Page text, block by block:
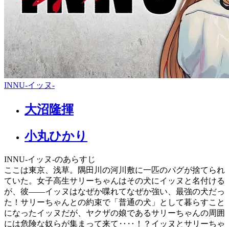
INNU-イッヌ-
大沼隆揮
小丸ひかり
INNU-イッヌ-のあらすじ
ここは東京、浅草。隅田川の河川敷に一匹のパグが捨てられ
ていた。女子高生サリーちゃんはその犬にイッヌと名付ける
が、彼――イッヌはなぜか喋れてなぜか強い、最強の犬だっ
た！サリーちゃんとの約束で「普通の犬」として暮らすこと
になったイッヌだが、ヤクザの娘であるサリーちゃんの周囲
には危険な奴らが集まって来て‥‥！？イッヌとサリーちゃ